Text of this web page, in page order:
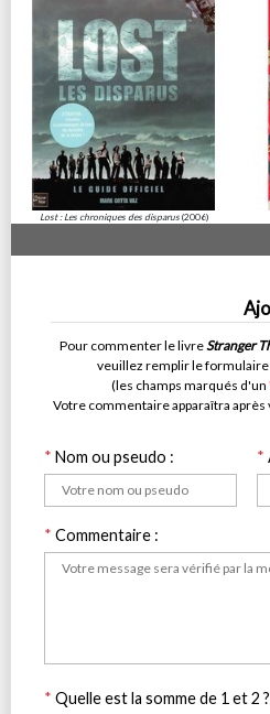
Lost : Les chroniques des disparus(2006)
Pour commenter le livreStranger
veuillez remplir le formulaire
(les champs marqués d'un
Votre commentaire apparaîtra
* Nom ou pseudo : *
* Commentaire :
* Quelle est la somme de 1 et 2 ?